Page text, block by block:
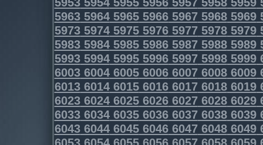
5963596459655966596759685969
5973597459755976597759785979
5983598459855986598759885989
5993599459955996599759985999
6003600460056006600760086009
6013601460156016601760186019
6023602460256026602760286029
6033603460356036603760386039
6043604460456046604760486049